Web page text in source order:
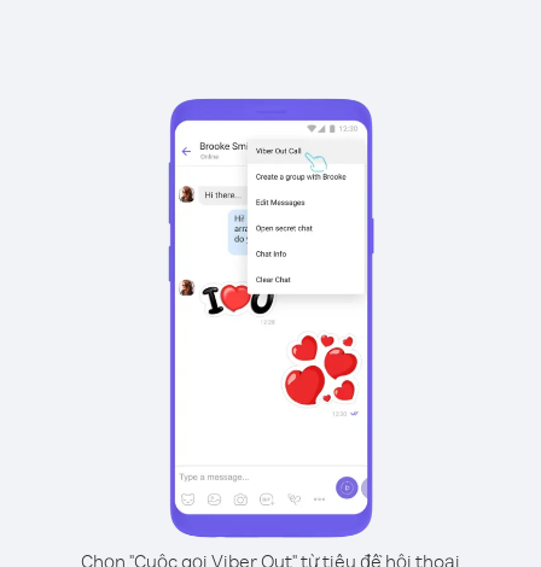
Chọn "Cuộc gọi Viber Out" từ tiêu đề hội thoại